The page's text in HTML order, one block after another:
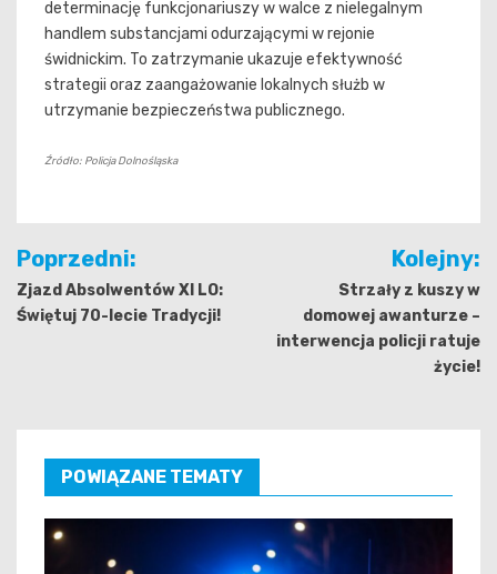
determinację funkcjonariuszy w walce z nielegalnym
handlem substancjami odurzającymi w rejonie
świdnickim. To zatrzymanie ukazuje efektywność
strategii oraz zaangażowanie lokalnych służb w
utrzymanie bezpieczeństwa publicznego.
Źródło: Policja Dolnośląska
Nawigacja
wpisu
Poprzedni:
Zjazd Absolwentów XI LO:
Świętuj 70-lecie Tradycji!
Kolejny:
Strzały z kuszy w
domowej awanturze –
interwencja policji ratuje
życie!
POWIĄZANE TEMATY